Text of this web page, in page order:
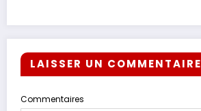
LAISSER UN COMMENTAIRE
Commentaires